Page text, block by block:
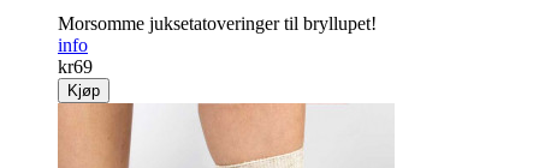
Morsomme juksetatoveringer til bryllupet!
info
kr69
Kjøp